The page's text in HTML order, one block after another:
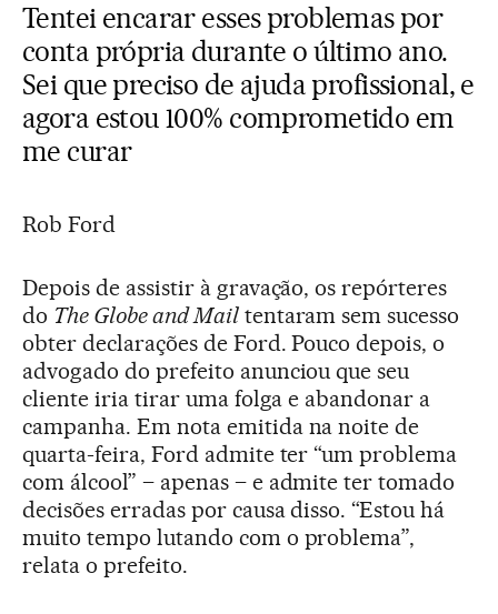
Tentei encarar esses problemas por
conta própria durante o último ano.
Sei que preciso de ajuda profissional, e
agora estou 100% comprometido em
me curar
Rob Ford
Depois de assistir à gravação, os repórteres
do The Globe and Mailtentaram sem sucesso
obter declarações de Ford. Pouco depois, o
advogado do prefeito anunciou que seu
cliente iria tirar uma folga e abandonar a
campanha. Em nota emitida na noite de
quarta-feira, Ford admite ter “um problema
com álcool” – apenas – e admite ter tomado
decisões erradas por causa disso. “Estou há
muito tempo lutando com o problema”,
relata o prefeito.